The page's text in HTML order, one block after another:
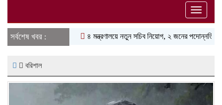
Toggle
সর্বশেষ খবর :
৪ মন্ত্রণালয়ে নতুন সচিব নিয়োগ, ২ জনের পদোন্নতি শেখ
বরিশাল